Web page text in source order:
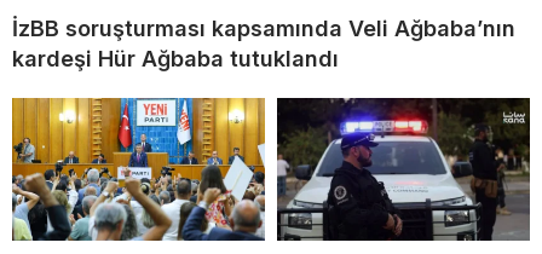
İzBB soruşturması kapsamında Veli Ağbaba’nın
kardeşi Hür Ağbaba tutuklandı